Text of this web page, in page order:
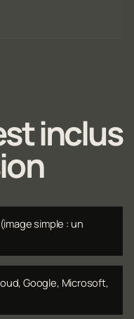
inclus
simple : un
Google, Microsoft,